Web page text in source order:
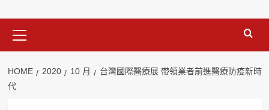
Menu
HOME 2020 10 月
台灣國際醫療展 帶領業者前進醫療防疫新時
代